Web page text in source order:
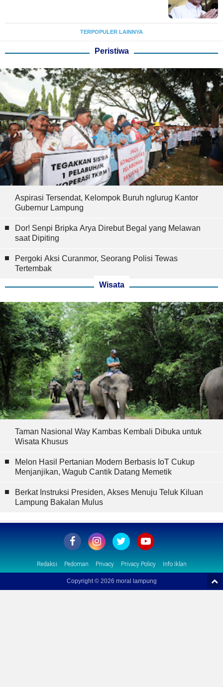
TERPOPULER LAINNYA
Peristiwa
Aspirasi Tersendat, Kelompok Buruh nglurug Kantor
Gubernur Lampung
Dor! Senpi Bripka Arya Direbut Begal yang Melawan
saat Dipiting
Pergoki Aksi Curanmor, Seorang Polisi Tewas
Tertembak
Wisata
Taman Nasional Way Kambas Kembali Dibuka untuk
Wisata Khusus
Melon Hasil Pertanian Modern Berbasis IoT Cukup
Menjanjikan, Wagub Cantik Datang Memetik
Berkat Instruksi Presiden, Akses Menuju Teluk Kiluan
Lampung Bakalan Mulus
Redaksi Pedoman Privacy Privacy Policy Info Iklan
Copyright © 2026 moral lampung